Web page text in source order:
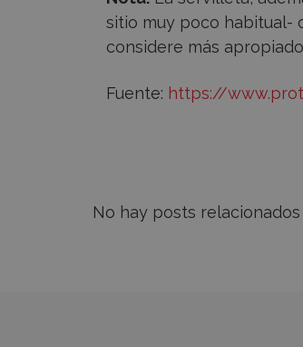
sitio muy poco habitual-
considere más apropiado
Fuente: https://
No hay posts relacionados